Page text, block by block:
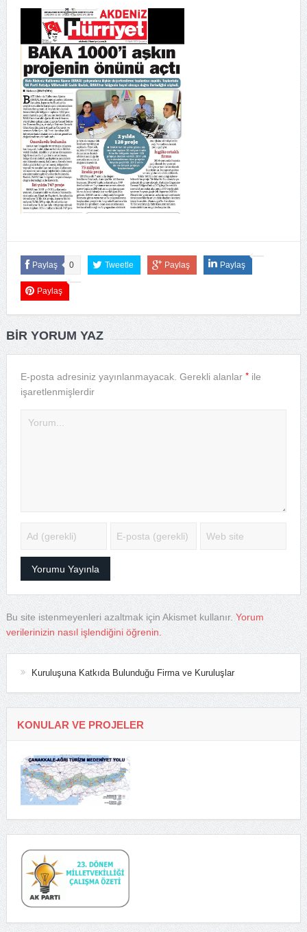
Paylaş 0 Tweetle Paylaş Paylaş
Paylaş
BIR YORUM YAZ
E-posta adresiniz yayınlanmayacak. Gerekli alanlar *ile
işaretlenmişlerdir
Bu site istenmeyenleri azaltmak için Akismet kullanır.Yorum
verilerinizin nasıl işlendiğini öğrenin.
Kuruluşuna Katkıda Bulunduğu Firma ve Kuruluşlar
KONULAR VE PROJELER